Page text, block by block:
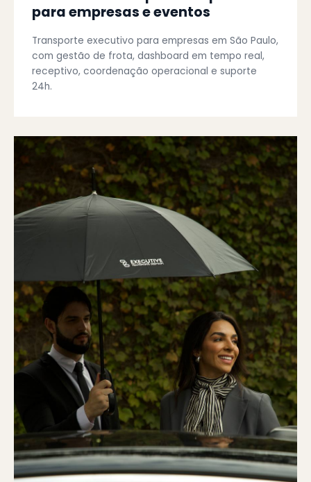
para empresas e eventos
Transporte executivo para empresas em São Paulo,
com gestão de frota, dashboard em tempo real,
receptivo, coordenação operacional e suporte
24h.